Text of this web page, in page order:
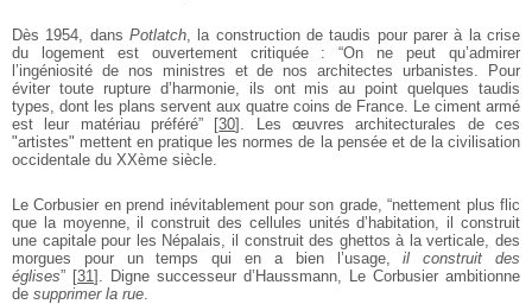
Dès 1954, dans Potlatch , la construction de taudis pour parer à la crise
du logement est ouvertement critiquée : “On ne peut qu’admirer
l’ingéniosité de nos ministres et de nos architectes urbanistes. Pour
éviter toute rupture d’harmonie, ils ont mis au point quelques taudis
types, dont les plans servent aux quatre coins de France. Le ciment armé
est leur matériau préféré” [30] . Les œuvres architecturales de ces
"artistes" mettent en pratique les normes de la pensée et de la civilisation
occidentale du XXème siècle.
Le Corbusier en prend inévitablement pour son grade, “nettement plus flic
que la moyenne, il construit des cellules unités d’habitation, il construit
une capitale pour les Népalais, il construit des ghettos à la verticale, des
morgues pour un temps qui en a bien l’usage,il construit des
églises” [31] . Digne successeur d’Haussmann, Le Corbusier ambitionne
de supprimer la rue